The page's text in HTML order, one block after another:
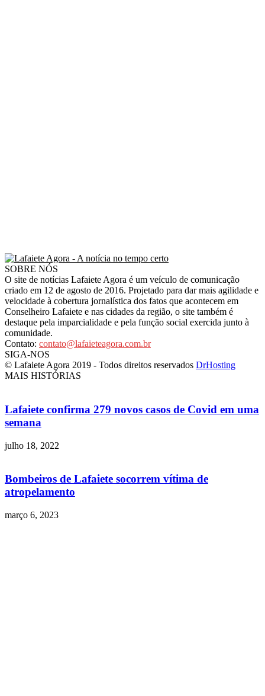
SOBRE NÓS
O site de notícias Lafaiete Agora é um veículo de comunicação
criado em 12 de agosto de 2016. Projetado para dar mais agilidade e
velocidade à cobertura jornalística dos fatos que acontecem em
Conselheiro Lafaiete e nas cidades da região, o site também é
destaque pela imparcialidade e pela função social exercida junto à
comunidade.
Contato: contato@lafaieteagora.com.br
SIGA-NOS
© Lafaiete Agora 2019 - Todos direitos reservados DrHosting
MAIS HISTÓRIAS
Lafaiete confirma 279 novos casos de Covid em uma
semana
julho 18, 2022
Bombeiros de Lafaiete socorrem vítima de
atropelamento
março 6, 2023